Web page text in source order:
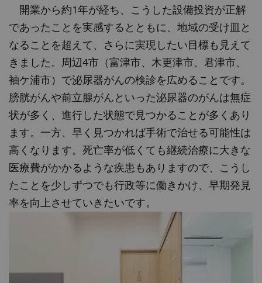
開業から約1年が経ち、こうした設備投資が正解
であったことを実感するとともに、地域の受け皿と
なることを超えて、さらに実現したい目標も見えて
きました。周辺4市（富津市、木更津市、君津市、
袖ケ浦市）で泌尿器がんの検診を広めることです。
膀胱がんや前立腺がんといった泌尿器のがんは無症
状が多く、進行した状態で見つかることが多くあり
ます。一方、早く見つかれば手術で治せる可能性は
高くなります。死亡率が低くても継続治療に大きな
医療費がかかるような疾患もありますので、こうし
たことを少しずつでも行政等に働きかけ、早期発見
率を向上させていきたいです。